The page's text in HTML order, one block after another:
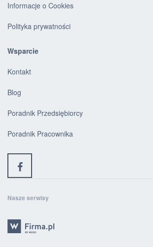
Informacje o Cookies
Polityka prywatności
Wsparcie
Kontakt
Blog
Poradnik Przedsiębiorcy
Poradnik Pracownika
Nasze serwisy